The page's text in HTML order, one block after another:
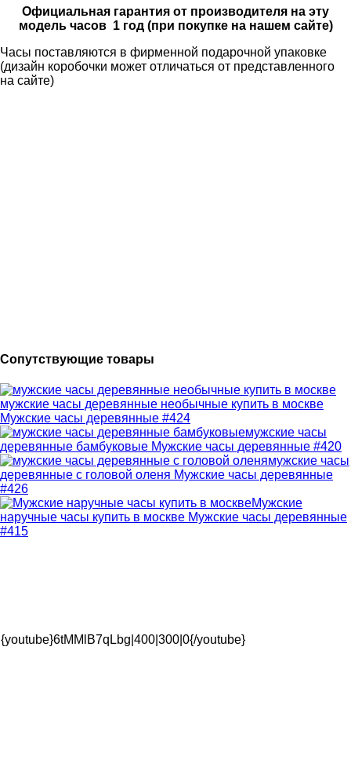
Официальная гарантия от производителя на эту
модель часов 1 год (при покупке на нашем сайте)
Часы поставляются в фирменной подарочной упаковке
(дизайн коробочки может отличаться от представленного
на сайте)
Сопутствующие товары
мужские часы деревянные необычные купить в москве
Мужские часы деревянные #424
мужские часы
деревянные бамбуковые Мужские часы деревянные #420
мужские часы
деревянные с головой оленя Мужские часы деревянные
#426
Мужские
наручные часы купить в москве Мужские часы деревянные
#415
{youtube}6tMMlB7qLbg|400|300|0{/youtube}